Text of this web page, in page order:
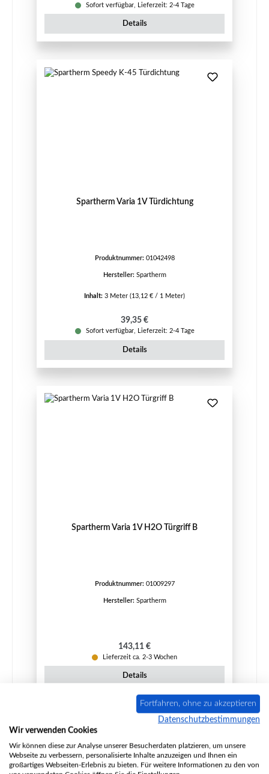
Sofort verfügbar, Lieferzeit: 2-4 Tage
Details
Spartherm Varia 1V Türdichtung
Produktnummer: 01042498
Hersteller: Spartherm
Inhalt: 3 Meter (13,12 € / 1 Meter)
Regulärer Preis:
39,35 €
Sofort verfügbar, Lieferzeit: 2-4 Tage
Details
Spartherm Varia 1V H2O Türgriff B
Produktnummer: 01009297
Hersteller: Spartherm
Regulärer Preis:
143,11 €
Lieferzeit ca. 2-3 Wochen
Details
Fortfahren, ohne zu akzeptieren
Datenschutzbestimmungen
Wir verwenden Cookies
Wir können diese zur Analyse unserer Besucherdaten platzieren, um unsere
Webseite zu verbessern, personalisierte Inhalte anzuzeigen und Ihnen ein
großartiges Webseiten-Erlebnis zu bieten. Für weitere Informationen zu den von